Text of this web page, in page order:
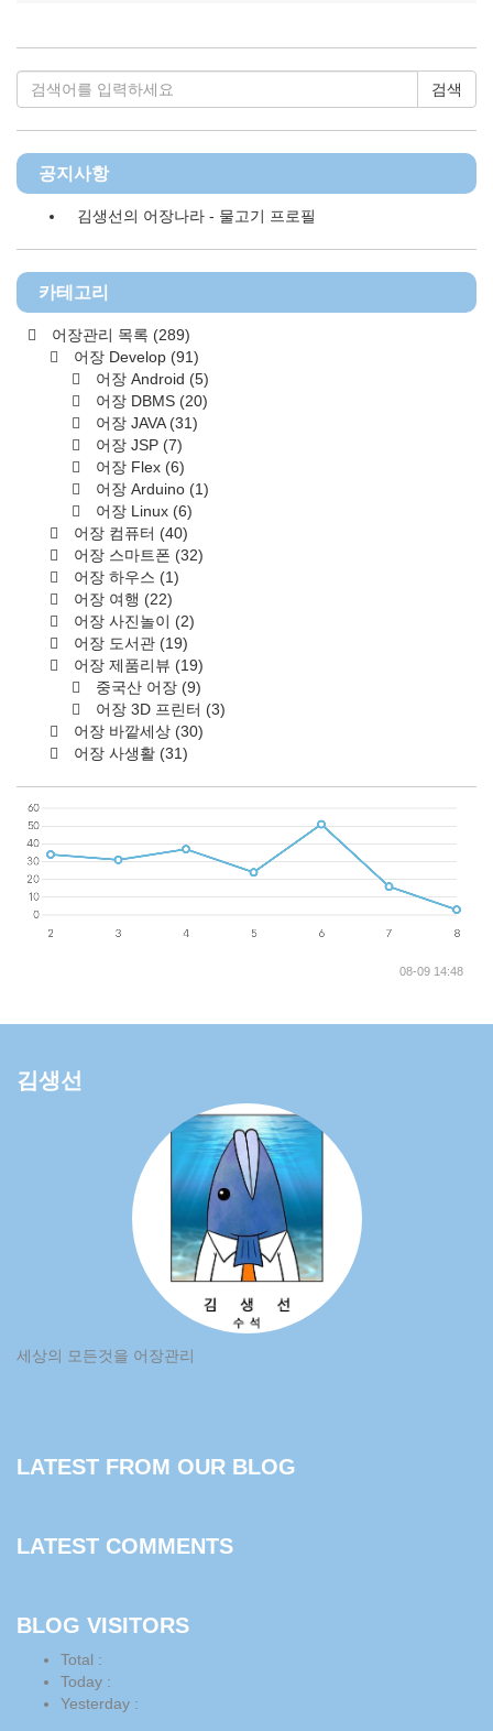
검색
공지사항
김생선의 어장나라 - 물고기 프로필
카테고리
어장관리 목록 (289)
어장 Develop (91)
어장 Android (5)
어장 DBMS (20)
어장 JAVA(31)
어장 JSP (7)
어장 Flex (6)
어장 Arduino (1)
어장 Linux (6)
어장 컴퓨터 (40)
어장 스마트폰 (32)
어장 하우스 (1)
어장 여행 (22)
어장 사진놀이 (2)
어장 도서관 (19)
어장 제품리뷰 (19)
중국산 어장 (9)
어장 3D 프린터 (3)
어장 바깥세상 (30)
어장 사생활 (31)
08-09 14:48
김생선
세상의 모든것을 어장관리
LATEST FROM OUR BLOG
LATEST COMMENTS
BLOG VISITORS
Total :
Today :
Yesterday :